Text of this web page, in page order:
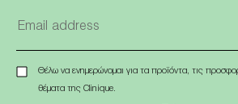
Θέλω να ενημερώνομαι για τα προϊόντα, τις
θέματα της Clinique.